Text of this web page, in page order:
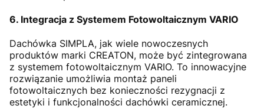
6. Integracja z Systemem Fotowoltaicznym VARIO
Dachówka SIMPLA, jak wiele nowoczesnych
produktów marki CREATON, może być zintegrowana
z systemem fotowoltaicznym VARIO. To innowacyjne
rozwiązanie umożliwia montaż paneli
fotowoltaicznych bez konieczności rezygnacji z
estetyki i funkcjonalności dachówki ceramicznej.